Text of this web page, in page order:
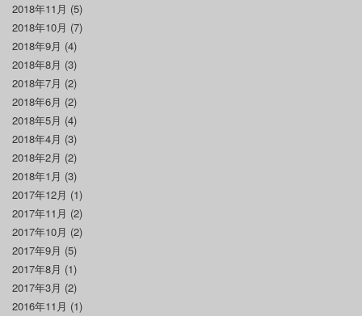
2018年11月 (5)
2018年10月 (7)
2018年9月 (4)
2018年8月 (3)
2018年7月 (2)
2018年6月 (2)
2018年5月 (4)
2018年4月 (3)
2018年2月 (2)
2018年1月 (3)
2017年12月 (1)
2017年11月 (2)
2017年10月 (2)
2017年9月 (5)
2017年8月 (1)
2017年3月 (2)
2016年11月 (1)